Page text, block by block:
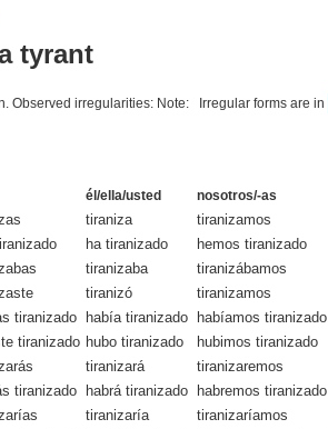
tyrant
Observed irregularities: Note: Irregular forms are in
él/ella/usted nosotros/-as
tiraniza tiranizamos
ha tiranizado hemos tiranizado
tiranizaba tiranizábamos
tiranizó tiranizamos
tiranizado había tiranizado habíamos tiranizado
tiranizado hubo tiranizado hubimos tiranizado
tiranizará tiranizaremos
tiranizado habrá tiranizado habremos tiranizado
tiranizaría tiranizaríamos